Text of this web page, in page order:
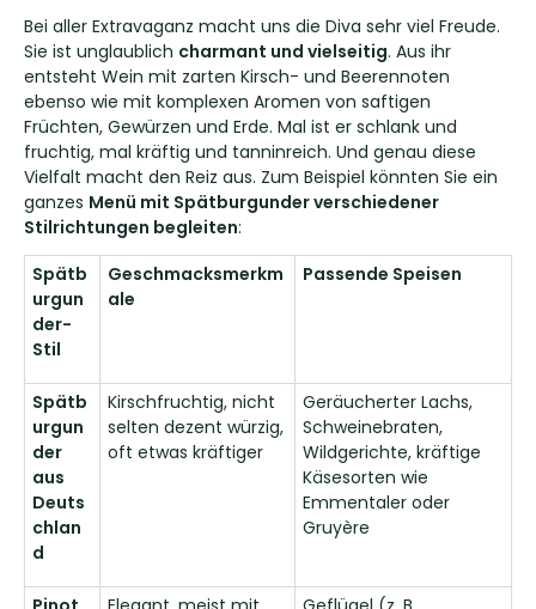
Bei aller Extravaganz macht uns die Diva sehr viel Freude.
Sie ist unglaublich charmant und vielseitig. Aus ihr
entsteht Wein mit zarten Kirsch- und Beerennoten
ebenso wie mit komplexen Aromen von saftigen
Früchten, Gewürzen und Erde. Mal ist er schlank und
fruchtig, mal kräftig und tanninreich. Und genau diese
Vielfalt macht den Reiz aus. Zum Beispiel könnten Sie ein
ganzes Menü mit Spätburgunder verschiedener
Stilrichtungen begleiten:
Spätb
urgun
der-
Stil
Geschmacksmerkm
ale
Passende Speisen
Spätb
urgun
der
aus
Deuts
chlan
d
Kirschfruchtig, nicht
selten dezent würzig,
oft etwas kräftiger
Geräucherter Lachs,
Schweinebraten,
Wildgerichte, kräftige
Käsesorten wie
Emmentaler oder
Gruyère